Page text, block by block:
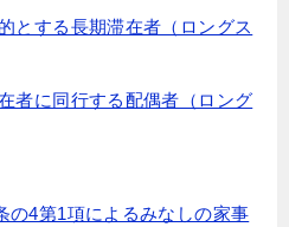
とする長期滞在者（ロングス
者に同行する配偶者（ロング
の4第1項によるみなしの家事